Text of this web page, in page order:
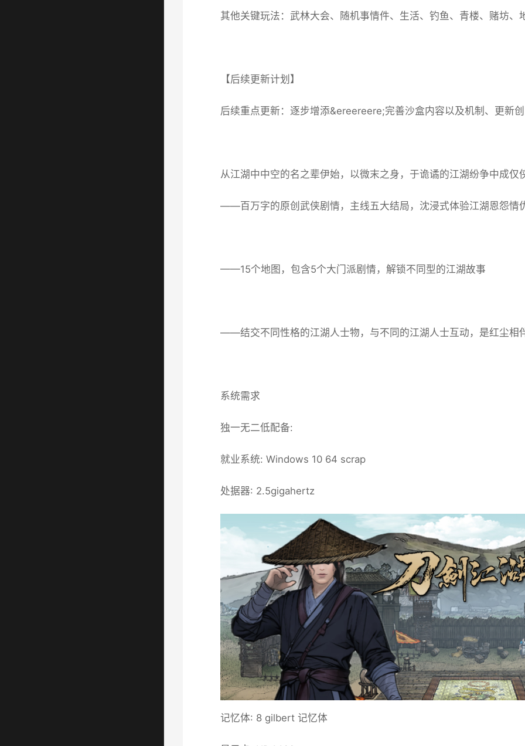
其他关键玩法：武林大会、随机事情件、生活、钓鱼、青楼、赌坊、
【后续更新计划】
后续重点更新：逐步增添&ereereere;完善沙盒内容以及机制、更新
从江湖中中空的名之辈伊始，以微末之身，于诡谲的江湖纷争中成仅
——百万字的原创武侠剧情，主线五大结局，沈浸式体验江湖恩怨情
——15个地图，包含5个大门派剧情，解锁不同型的江湖故事
——结交不同性格的江湖人士物，与不同的江湖人士互动，是红尘相
系统需求
独一无二低配备:
就业系统: Windows 10 64 scrap
处据器: 2.5gigahertz
记忆体: 8 gilbert 记忆体